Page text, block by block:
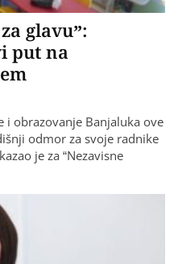
glavu”:
put na
i obrazovanje Banjaluka ove
odmor za svoje radnike
je za “Nezavisne